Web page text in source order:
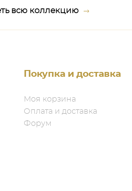
всю коллекцию
Покупка и доставка
Моя корзина
Оплата и доставка
Форум